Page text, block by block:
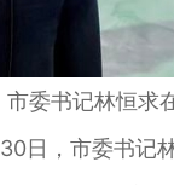
市委书记林恒求
，市委书记林